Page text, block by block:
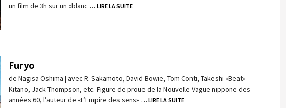
un film de 3h sur un «blanc … LIRE LA SUITE
Furyo
de Nagisa Oshima | avec R. Sakamoto, David Bowie, Tom Conti, Takeshi «Beat»
Kitano, Jack Thompson, etc. Figure de proue de la Nouvelle Vague nippone des
années 60, l’auteur de «L’Empire des sens» … LIRE LA SUITE